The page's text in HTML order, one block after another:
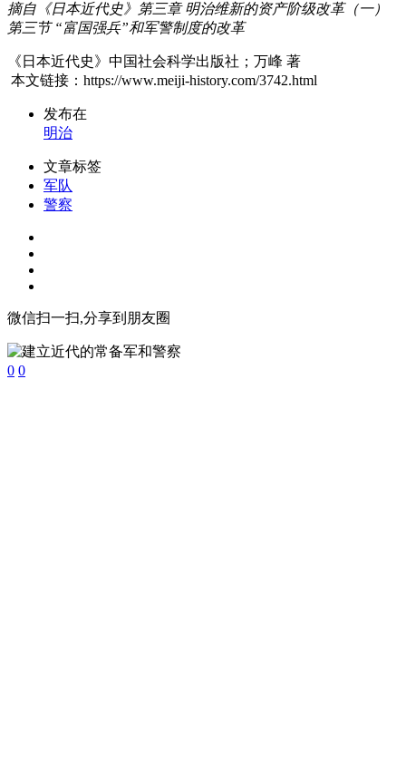
摘自《日本近代史》第三章 明治维新的资产阶级改革（一）
第三节 “富国强兵”和军警制度的改革
《日本近代史》中国社会科学出版社；万峰 著
本文链接：https://www.meiji-history.com/3742.html
发布在
明治
文章标签
军队
警察
微信扫一扫,分享到朋友圈
0 0